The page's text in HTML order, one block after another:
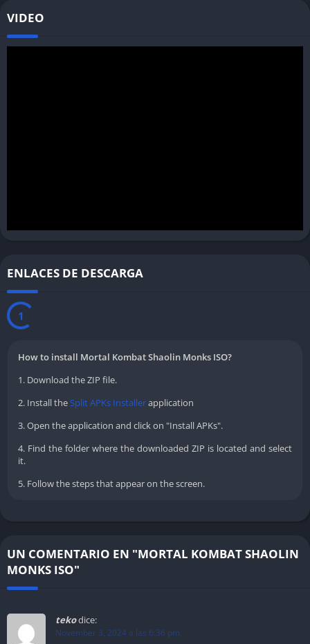
VIDEO
ENLACES DE DESCARGA
1
How to install Mortal Kombat Shaolin Monks ISO?
1. Download the ZIP file.
2. Install theSplit APKs Installerapplication
3. Open the application and click on "Install APKs".
4. Find the folder where the downloaded ZIP is located and select
it.
5. Follow the steps that appear on the screen.
UN COMENTARIO EN "MORTAL KOMBAT SHAOLIN
MONKS ISO"
tekodice:
November 3, 2024 a las 6:36 pm